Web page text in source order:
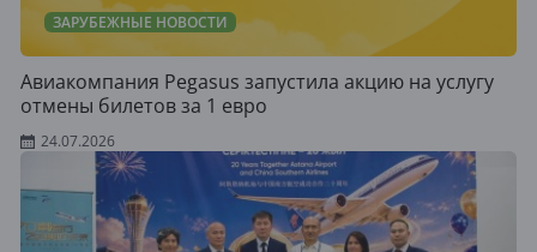
ЗАРУБЕЖНЫЕ НОВОСТИ
Авиакомпания Pegasus запустила акцию на услугу
отмены билетов за 1 евро
24.07.2026